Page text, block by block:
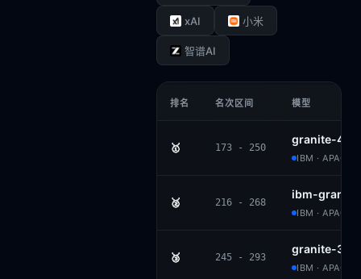
xAI 小米
智谱AI
排名 名次区间 模型
🥇 173 - 250
granite-4.1-
IBM ·
🥈 216 - 268
ibm-
IBM ·
🥉 245 - 293
granite-
IBM ·